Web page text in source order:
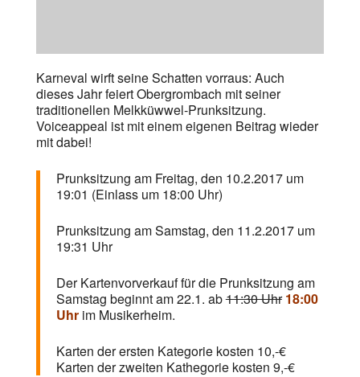
Karneval wirft seine Schatten vorraus: Auch
dieses Jahr feiert Obergrombach mit seiner
traditionellen Melkküwwel-Prunksitzung.
Voiceappeal ist mit einem eigenen Beitrag wieder
mit dabei!
Prunksitzung am Freitag, den 10.2.2017 um
19:01 (Einlass um 18:00 Uhr)
Prunksitzung am Samstag, den 11.2.2017 um
19:31 Uhr
Der Kartenvorverkauf für die Prunksitzung am
Samstag beginnt am 22.1. ab11:30 Uhr 18:00
Uhrim Musikerheim.
Karten der ersten Kategorie kosten 10,-€
Karten der zweiten Kathegorie kosten 9,-€